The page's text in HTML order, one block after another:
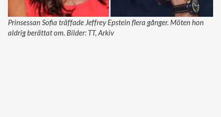
Prinsessan Sofia träffade Jeffrey Epstein flera gånger. Möten hon
aldrig berättat om. Bilder: TT, Arkiv